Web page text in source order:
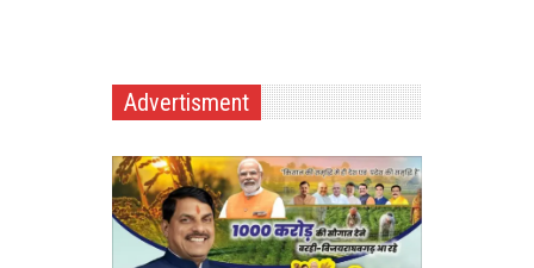
Advertisment